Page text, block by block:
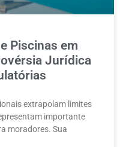
Piscinas em
Jurídica
extrapolam limites
importante
moradores. Sua